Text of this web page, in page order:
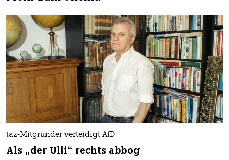
taz-Mitgründer verteidigt AfD
Als „der Ulli“ rechts abbog